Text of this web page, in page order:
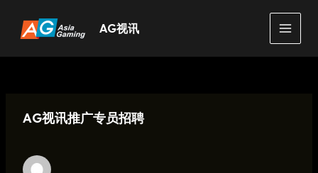
容
AG视讯
MAIN
AG视讯推广专员招聘